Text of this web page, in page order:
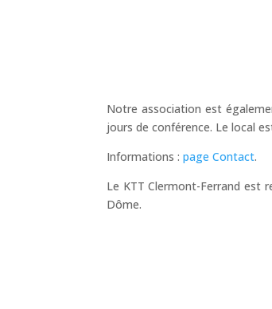
Notre association est
jours de conférence. Le local
Informations :page Contact.
Le KTT Clermont-Ferrand est
Dôme.